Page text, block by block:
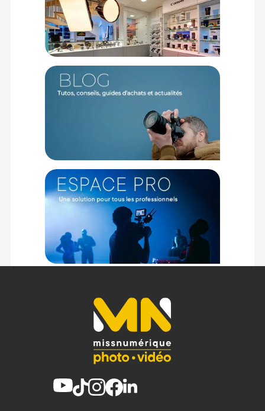
Caractéristiques de la poignée flottante SmallRig 6152
pour caméras d'action
Marque : SmallRig
Modèle : 6152
Catégorie : Poignée flottante pour caméra d'action
Matériau : ABS, EVA, Acier inoxydable, Nylon
Fixation supérieure : Vis standard 1/4"-20 et adaptateur pour
Dimensions du produit : 182,5 x 38,5 x 38,5 mm
Poids : environ 93,4 g
Dimensions de l'emballage : 212,8 x 82,0 x 56,5 mm
Poids de l'emballage : environ 151,7 g
1x Poignée flottante SmallRig 6152
1x Adaptateur de monture pour caméra d'action
1x Dragonne de sécurité réglable
Offre valable jusqu'au 07-08-2026 inclus.
Code EAN SmallRig 6152 poignée flottante pour caméras
d'action - Accessoires caméra sport - Achat et Prix :
(1) Nombre de points Fidélité estimés, hors remises au panier, basé